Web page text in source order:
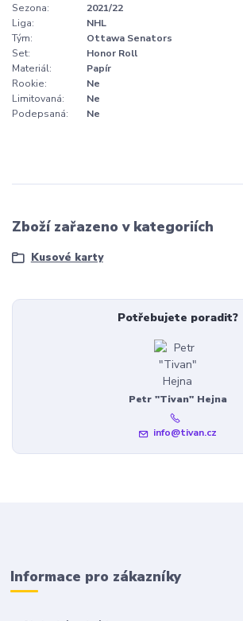
Sezona:
2021/22
Liga:
NHL
Tým:
Ottawa Senators
Set:
Honor Roll
Materiál:
Papír
Rookie:
Ne
Limitovaná:
Ne
Podepsaná:
Ne
Zboží zařazeno v kategoriích
Kusové karty
Potřebujete poradit?
Petr "Tivan" Hejna
info@tivan.cz
Informace pro zákazníky